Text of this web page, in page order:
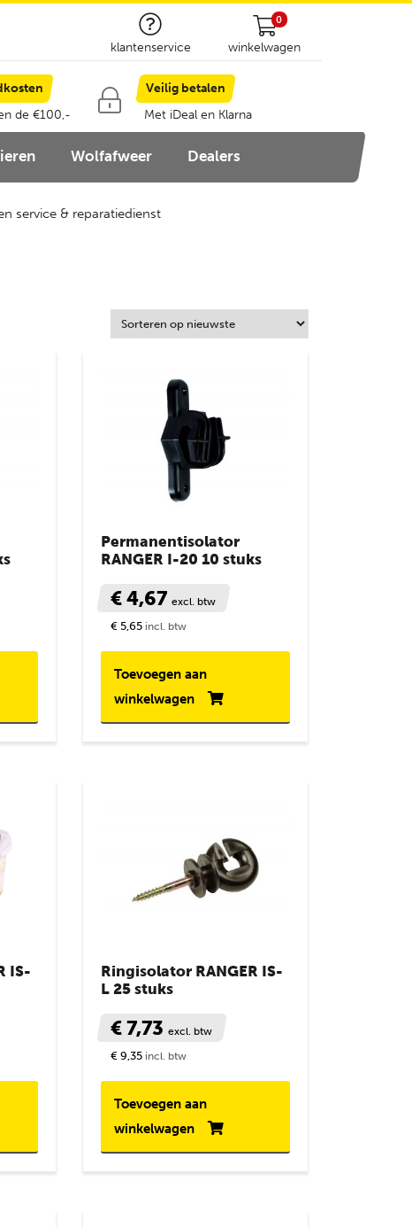
klantenservice
0
winkelwagen
de €100,-
Veilig betalen
Met iDeal en Klarna
Wolfafweer Dealers
service & reparatiedienst
Permanentisolator
RANGER I-20 10 stuks
€ 4,67excl. btw
€ 5,65 incl. btw
Toevoegen aan
winkelwagen
IS-
Ringisolator RANGER IS-
L 25 stuks
€ 7,73excl. btw
€ 9,35 incl. btw
Toevoegen aan
winkelwagen